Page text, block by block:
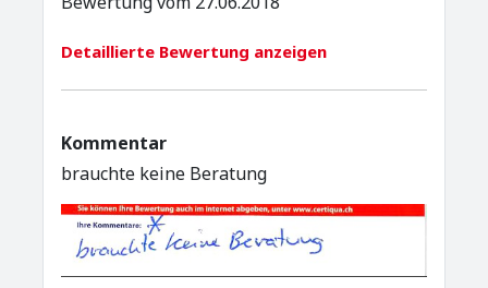
Detaillierte Bewertung anzeigen
Kommentar
brauchte keine Beratung